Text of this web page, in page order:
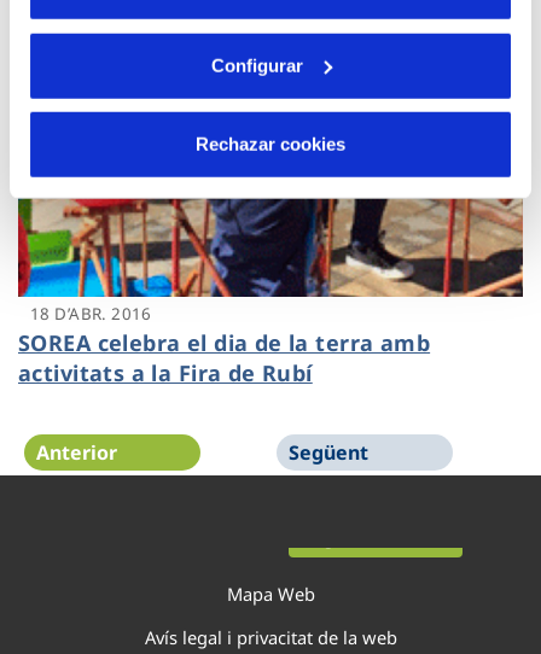
Configurar
Rechazar cookies
18 D’ABR. 2016
SOREA celebra el dia de la terra amb
activitats a la Fira de Rubí
Anterior Següent
Mapa Web
Avís legal i privacitat de la web